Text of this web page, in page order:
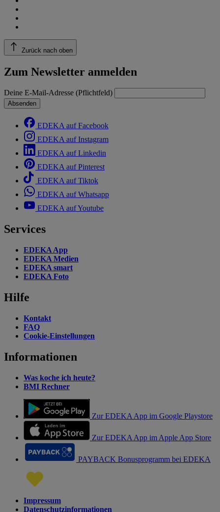
Zurück nach oben
Zum Newsletter anmelden
Deine E-Mail-Adresse (Pflichtfeld)
Absenden
EDEKA auf Facebook
EDEKA auf Instagram
EDEKA auf Linkedin
EDEKA auf Pinterest
EDEKA auf Tiktok
EDEKA auf Whatsapp
EDEKA auf Youtube
Services
EDEKA App
EDEKA Medien
EDEKA smart
EDEKA Foto
Hilfe
Kontakt
FAQ
Cookie-Einstellungen
Informationen
Was koche ich heute?
BMI Rechner
Zur EDEKA App im Google Playstore
Zur EDEKA App im Apple App Store
PAYBACK Bonusprogramm bei EDEKA
Impressum
Datenschutzinformationen